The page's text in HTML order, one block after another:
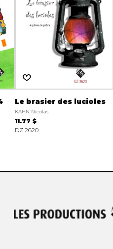
Le brasier des lucioles
KAHN Nicolas
11.77 $
DZ 2620